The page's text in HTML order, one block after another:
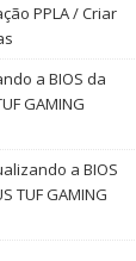
PPLA / Criar
a BIOS da
GAMING
a BIOS
TUF GAMING